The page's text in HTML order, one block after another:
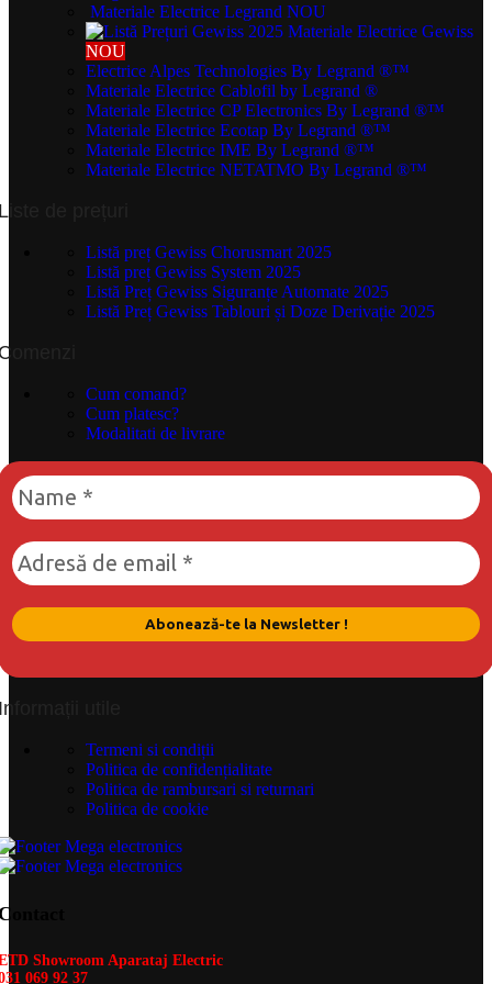
Materiale Electrice Legrand NOU
Materiale Electrice Gewiss
NOU
Electrice Alpes Technologies By Legrand ®™
Materiale Electrice Cablofil by Legrand ®
Materiale Electrice CP Electronics By Legrand ®™
Materiale Electrice Ecotap By Legrand ®™
Materiale Electrice IME By Legrand ®™
Materiale Electrice NETATMO By Legrand ®™
de prețuri
Listă preț Gewiss Chorusmart 2025
Listă preț Gewiss System 2025
Listă Preț Gewiss Siguranțe Automate 2025
Listă Preț Gewiss Tablouri și Doze Derivație 2025
Cum comand?
Cum platesc?
Modalitati de livrare
utile
Termeni si condiții
Politica de confidențialitate
Politica de rambursari si returnari
Politica de cookie
Showroom Aparataj Electric
069 92 37